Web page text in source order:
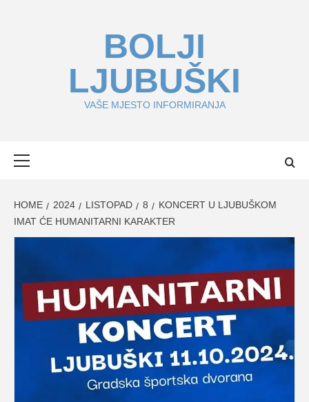
BOLJI
LJUBUŠKI
VAŠE MJESTO INFORMIRANJA
HOME 2024 LISTOPAD 8
KONCERT U LJUBUŠKOM
IMAT ĆE HUMANITARNI KARAKTER